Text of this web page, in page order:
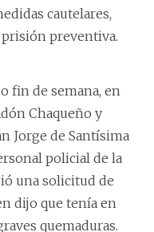
cautelares,
preventiva.
fin de semana, en
Chaqueño y
Jorge de Santísima
policial de la
una solicitud de
dijo que tenía en
quemaduras.